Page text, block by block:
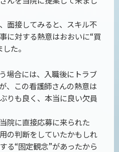
面接してみると、スキル不
に対する熱意はおおいに“買
た。
場合には、入職後にトラブ
、この看護師さんの熱意は
りも良く、本当に良い欠員
院に直接応募に来られた
の判断をしていたかもしれ
る“固定観念”があったから